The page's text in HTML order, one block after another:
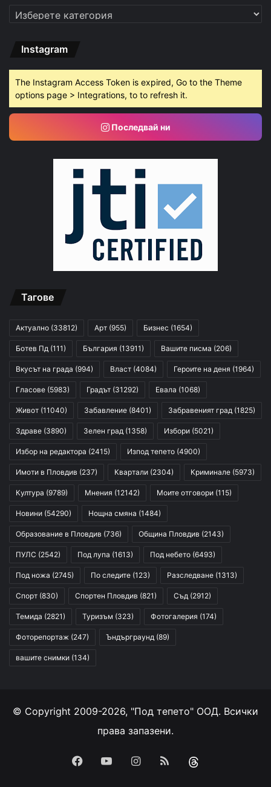
Категории
Instagram
The Instagram Access Token is expired, Go to the Theme
options page > Integrations, to to refresh it.
Последвай ни
Тагове
Актуално (33812) Арт (955) Бизнес (1654)
Ботев Пд (111) България (13911) Вашите писма (206)
Вкусът на града (994) Власт (4084) Героите на деня (1964)
Гласове (5983) Градът (31292) Евала (1068)
Живот (11040) Забавление (8401) Забравеният град (1825)
Здраве (3890) Зелен град (1358) Избори (5021)
Избор на редактора (2415) Изпод тепето (4900)
Имоти в Пловдив (237) Квартали (2304) Криминале (5973)
Култура (9789) Мнения (12142) Моите отговори (115)
Новини (54290) Нощна смяна (1484)
Образование в Пловдив (736) Община Пловдив (2143)
ПУЛС (2542) Под лупа (1613) Под небето (6493)
Под ножа (2745) По следите (123) Разследване (1313)
Спорт (830) Спортен Пловдив (821) Съд (2912)
Темида (2821) Туризъм (323) Фотогалерия (174)
Фоторепортаж (247) Ъндърграунд (89)
вашите снимки (134)
© Copyright 2009-2026, "Под тепето" ООД. Всички
права запазени.
Facebook
YouTubeInstagram
RSS